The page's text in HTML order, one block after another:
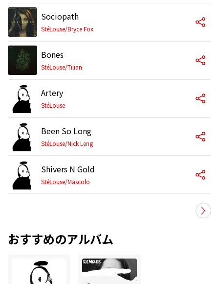
Sociopath
StéLouse/Bryce Fox
Bones
StéLouse/Tilian
Artery
StéLouse
Been So Long
StéLouse/Nick Leng
Shivers N Gold
StéLouse/Mascolo
おすすめのアルバム